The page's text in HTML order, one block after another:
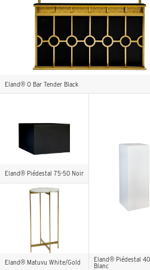
Eland® O Bar Tender Black
Eland® Piédestal 75-50 Noir
Eland® Piédestal
Blanc
Eland® Matuvu White/Gold